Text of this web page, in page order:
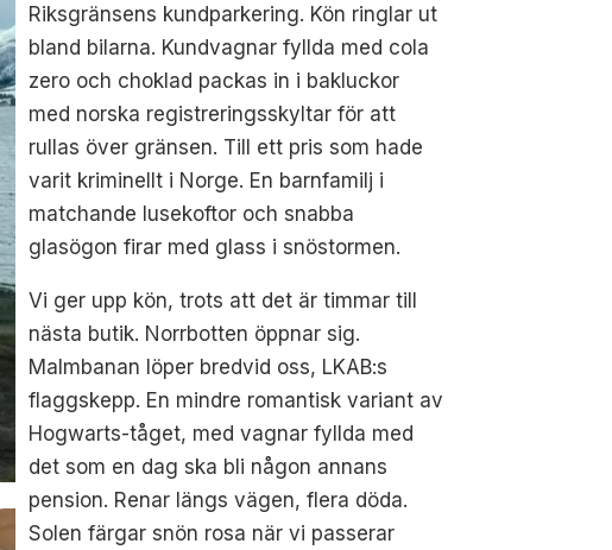
Riksgränsens kundparkering. Kön ringlar ut
bland bilarna. Kundvagnar fyllda med cola
zero och choklad packas in i bakluckor
med norska registreringsskyltar för att
rullas över gränsen. Till ett pris som hade
varit kriminellt i Norge. En barnfamilj i
matchande lusekoftor och snabba
glasögon firar med glass i snöstormen.
Vi ger upp kön, trots att det är timmar till
nästa butik. Norrbotten öppnar sig.
Malmbanan löper bredvid oss, LKAB:s
flaggskepp. En mindre romantisk variant av
Hogwarts-tåget, med vagnar fyllda med
det som en dag ska bli någon annans
pension. Renar längs vägen, flera döda.
Solen färgar snön rosa när vi passerar